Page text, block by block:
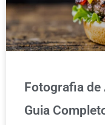
Fotografia de
Guia